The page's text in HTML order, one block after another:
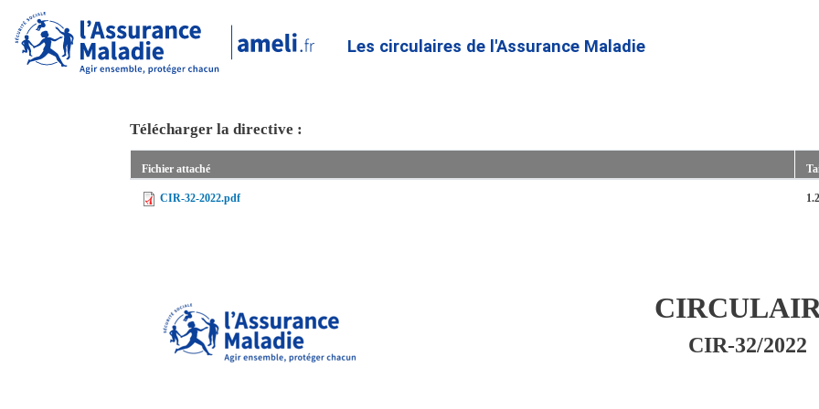
au
contenu
Les circulaires de l'Assurance Maladie
Télécharger la directive :
Fichier attaché
CIR-32-2022.pdf
CIR-32/2022